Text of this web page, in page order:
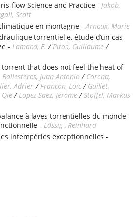
flow Science and Practice - Jakob,
Scott
en montagne -Arnoux, Marie
torrentielle, étude d’un cas
- Lamand, E. / Piton, Guillaume/
that does not feel the heat of
Ballesteros, Juan Antonio / Corona,
Adrien / Francon, Loïc/ Guillet,
Qie/ Lopez-Saez, Jérôme/Stoffel, Markus
à laves torrentielles du monde
- Lässig , Reinhard
intempéries exceptionnelles -